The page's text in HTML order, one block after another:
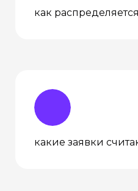
как
какие заявки